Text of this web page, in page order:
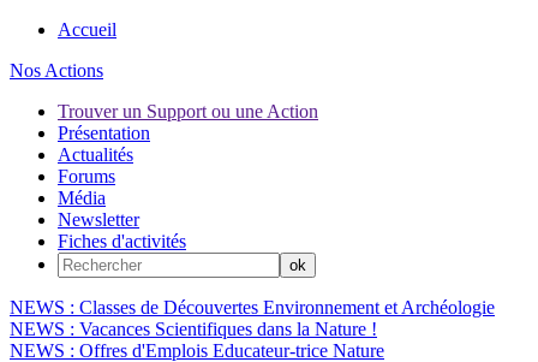
Accueil
Nos Actions
Trouver un Support ou une Action
Présentation
Actualités
Forums
Média
Newsletter
Fiches d'activités
NEWS : Classes de Découvertes Environnement et Archéologie
NEWS : Vacances Scientifiques dans la Nature !
NEWS : Offres d'Emplois Educateur-trice Nature